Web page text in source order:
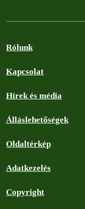
Rólunk
Kapcsolat
Hírek és média
Álláslehetőségek
Oldaltérkép
Adatkezelés
Copyright